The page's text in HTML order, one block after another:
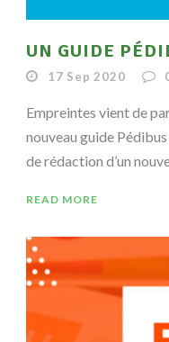
UN GUIDE
17 Sep 2020
Empreintes vient de
nouveau guide
de rédaction d’un
READ MORE